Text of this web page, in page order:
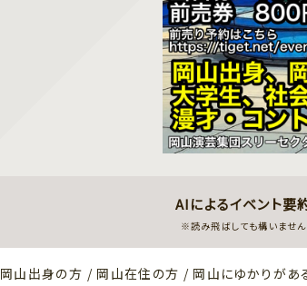
AIによるイベント要
※読み飛ばしても構いません
岡山出身の方 / 岡山在住の方 / 岡山にゆかりがあ